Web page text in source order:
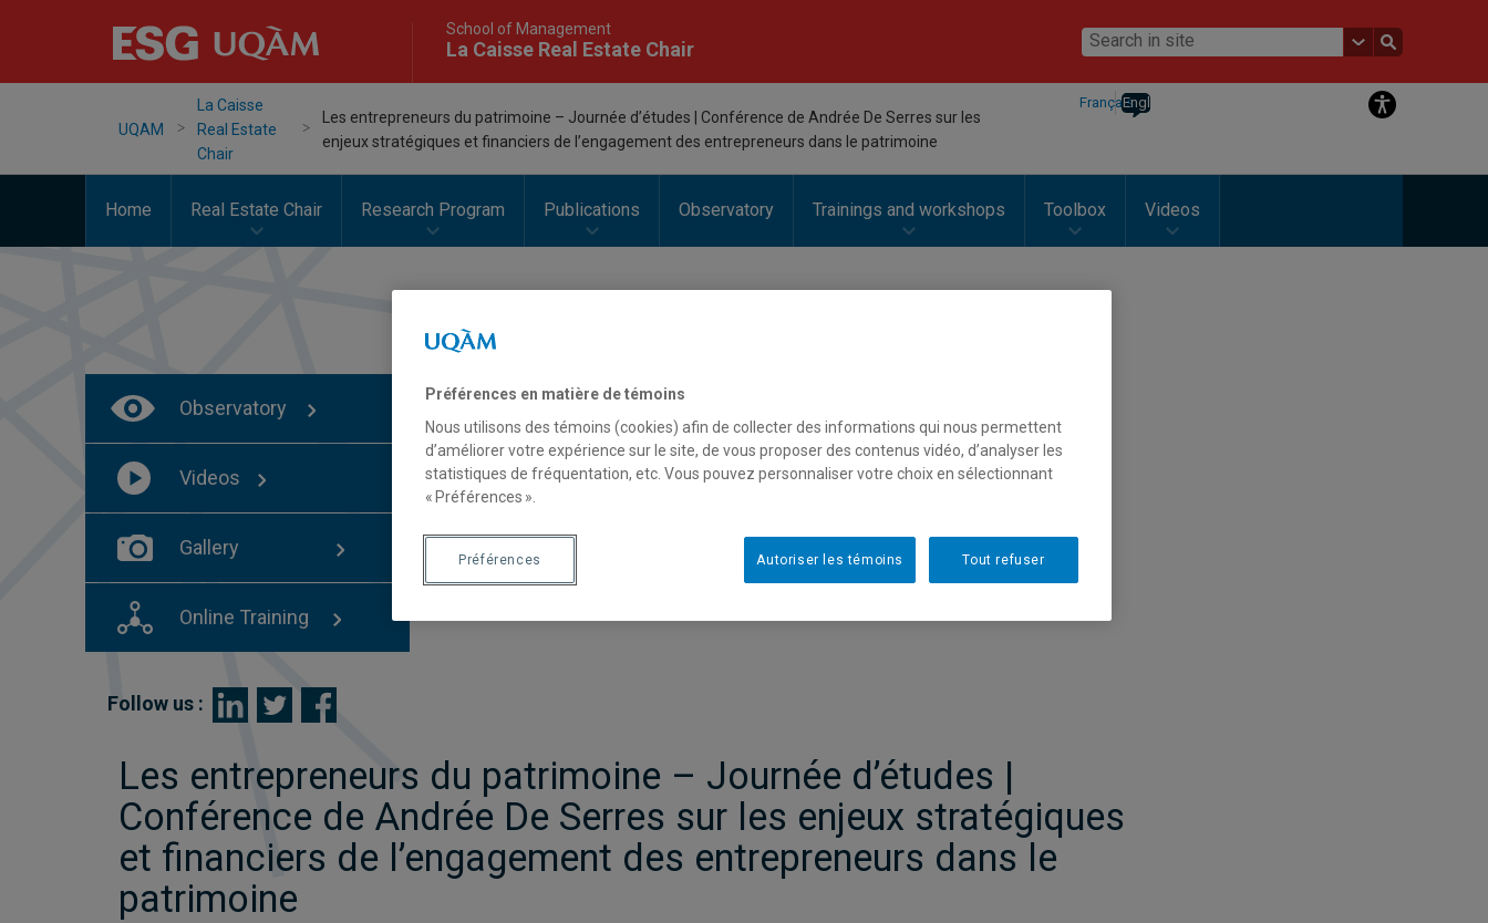
School of Management
La Caisse Real Estate Chair
UQAM
La Caisse
Real Estate
Chair
Les entrepreneurs du patrimoine – Journée d’études | Conférence de Andrée De Serres sur les
enjeux stratégiques et financiers de l’engagement des entrepreneurs dans le patrimoine
FrançaisEnglish
Home Real Estate Chair Research Program Publications Observatory Trainings and workshops Toolbox Videos
Observatory
Videos
Gallery
Online Training
Follow us :
Les entrepreneurs du patrimoine – Journée d’études |
Conférence de Andrée De Serres sur les enjeux stratégiques
et financiers de l’engagement des entrepreneurs dans le
patrimoine
Préférences en matière de témoins
Nous utilisons des témoins (cookies) afin de collecter des informations qui nous permettent
d’améliorer votre expérience sur le site, de vous proposer des contenus vidéo, d’analyser les
statistiques de fréquentation, etc. Vous pouvez personnaliser votre choix en sélectionnant
« Préférences ».
Tout refuser
Autoriser les témoins
Préférences